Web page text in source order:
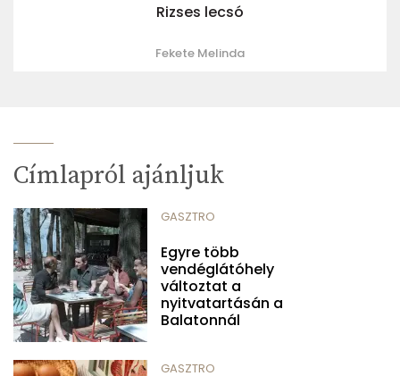
Rizses lecsó
Fekete Melinda
Címlapról ajánljuk
GASZTRO
Egyre több
vendéglátóhely
változtat a
nyitvatartásán a
Balatonnál
GASZTRO